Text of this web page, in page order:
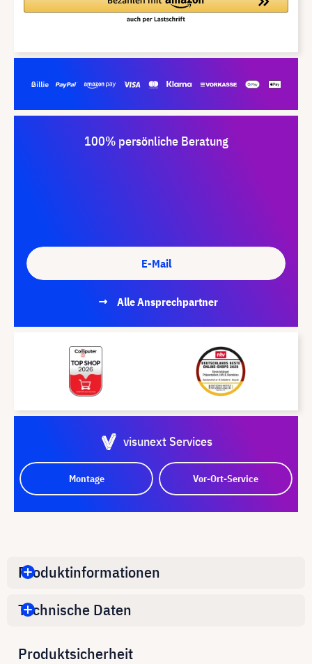
100% persönliche Beratung
E-Mail
Alle Ansprechpartner
visunext Services
Montage Vor-Ort-Service
Produktinformationen
Technische Daten
Produktsicherheit